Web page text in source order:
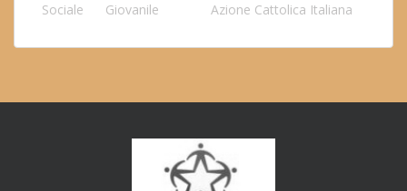
Sociale
Giovanile
Azione Cattolica Italiana